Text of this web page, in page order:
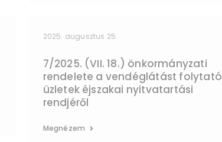
2025. augusztus 25.
7/2025. (VII. 18.) önkormányzati
rendelete a vendéglátást folytató
üzletek éjszakai nyitvatartási
rendjéről
Megnézem